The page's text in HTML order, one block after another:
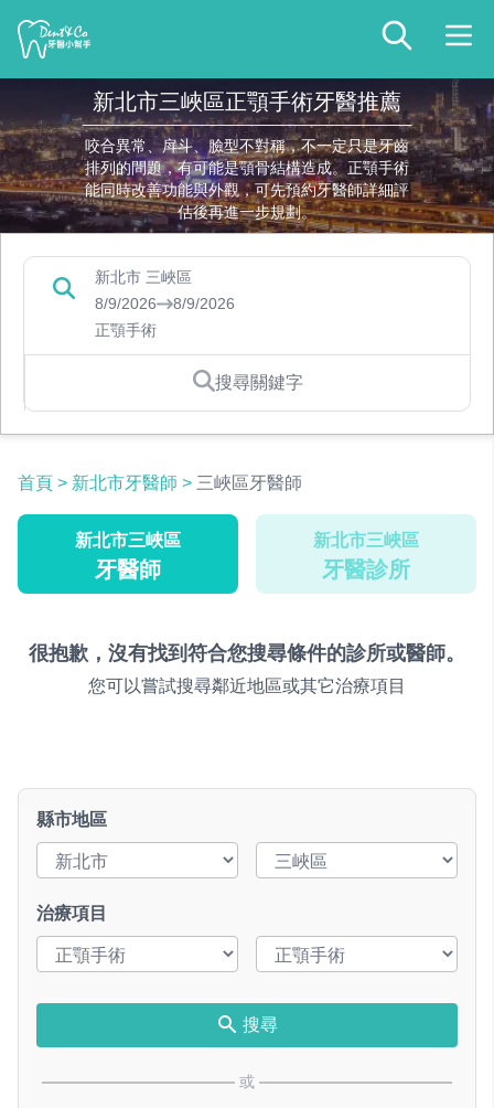
新北市三峽區正顎手術牙醫推薦
咬合異常、戽斗、臉型不對稱，不一定只是牙齒
排列的問題，有可能是顎骨結構造成。正顎手術
能同時改善功能與外觀，可先預約牙醫師詳細評
估後再進一步規劃。
新北市 三峽區
8/9/2026
8/9/2026
正顎手術
搜尋關鍵字
首頁 > 新北市牙醫師 > 三峽區牙醫師
新北市三峽區
牙醫師
新北市三峽區
牙醫診所
很抱歉，沒有找到符合您搜尋條件的診所或醫師。
您可以嘗試搜尋鄰近地區或其它治療項目
縣市地區
治療項目
搜尋
或